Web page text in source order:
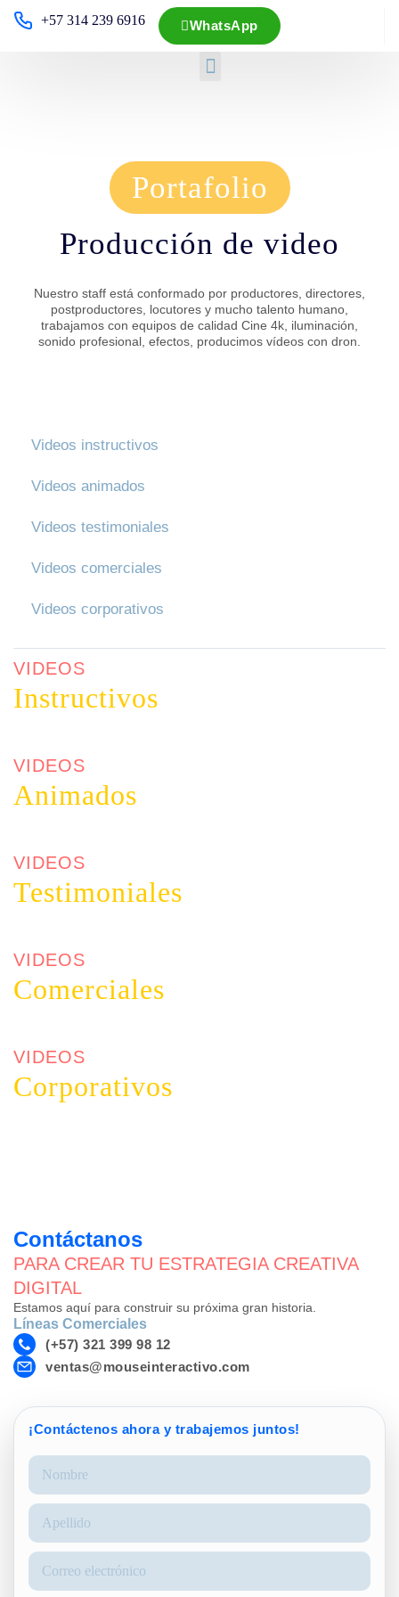
+57 314 239 6916 WhatsApp
Portafolio
Producción de video
Nuestro staff está conformado por productores, directores,
postproductores, locutores y mucho talento humano,
trabajamos con equipos de calidad Cine 4k, iluminación,
sonido profesional, efectos, producimos vídeos con dron.
Videos instructivos
Videos animados
Videos testimoniales
Videos comerciales
Videos corporativos
VIDEOS
Instructivos
VIDEOS
Animados
VIDEOS
Testimoniales
VIDEOS
Comerciales
VIDEOS
Corporativos
Contáctanos
PARA CREAR TU ESTRATEGIA CREATIVA
DIGITAL
Estamos aquí para construir su próxima gran historia.
Líneas Comerciales
(+57) 321 399 98 12
ventas@mouseinteractivo.com
¡Contáctenos ahora y trabajemos juntos!